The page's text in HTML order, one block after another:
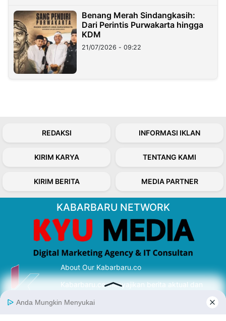
Benang Merah Sindangkasih:
Dari Perintis Purwakarta hingga
KDM
21/07/2026 - 09:22
REDAKSI INFORMASI IKLAN
KIRIM KARYA TENTANG KAMI
KIRIM BERITA MEDIA PARTNER
KABARBARU NETWORK
About Our Kabarbaru.co
Kabarbaru.co menyajikan berita aktual dan
serta terverifikasi dari sumber yang tepat.